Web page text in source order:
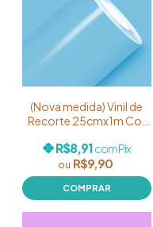
(Nova medida) Vinil de
Recorte 25cmx1m Cor
R$9,90
R$8,91comPix